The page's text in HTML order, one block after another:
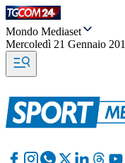
Mondo Mediaset
Mercoledì 21 Gennaio